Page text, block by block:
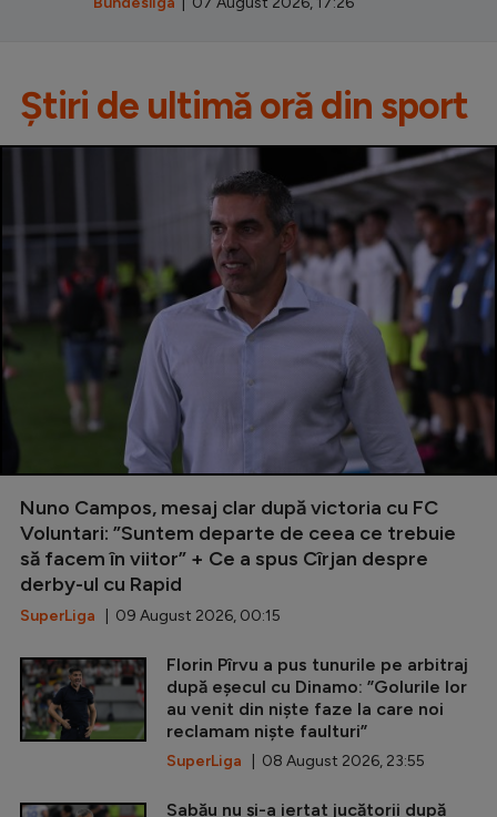
Știri de ultimă oră din sport
Nuno Campos, mesaj clar după victoria cu FC
Voluntari: ”Suntem departe de ceea ce trebuie
să facem în viitor” + Ce a spus Cîrjan despre
derby-ul cu Rapid
SuperLiga | 09 August 2026, 00:15
Florin Pîrvu a pus tunurile pe arbitraj
după eșecul cu Dinamo: ”Golurile lor
au venit din niște faze la care noi
reclamam niște faulturi”
SuperLiga | 08 August 2026, 23:55
Sabău nu și-a iertat jucătorii după